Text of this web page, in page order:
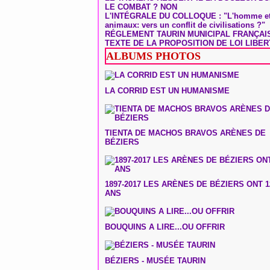
LE COMBAT ? NON
L'INTÉGRALE DU COLLOQUE : "L'homme
animaux: vers un conflit de civilisations ?"
RÉGLEMENT TAURIN MUNICIPAL
TEXTE DE LA PROPOSITION DE LOI
ALBUMS PHOTOS
LA CORRID EST UN HUMANISME
TIENTA DE MACHOS BRAVOS ARÈNES DE
BÉZIERS
1897-2017 LES ARÈNES DE BÉZIERS ONT
ANS
BOUQUINS A LIRE...OU OFFRIR
BÉZIERS - MUSÉE TAURIN